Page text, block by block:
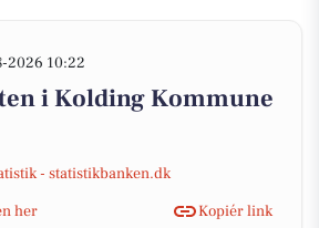
2026 10:22
i Kolding Kommune
- statistikbanken.dk
her
Kopiér link